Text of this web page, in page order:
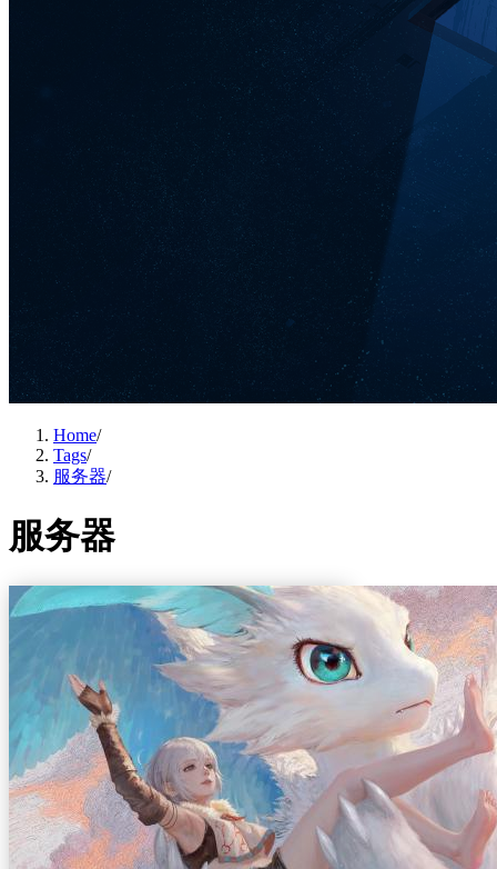
Home/
Tags/
服务器/
服务器